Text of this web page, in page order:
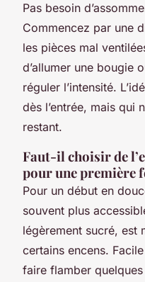
Pas besoin
Commencez par une
les pièces mal
d’allumer une bougie
réguler l’intensité.
dès l’entrée, mais qui
restant.
Faut-il choisir de
pour une première
Pour un début en
souvent plus
légèrement sucré, est
certains encens.
faire flamber